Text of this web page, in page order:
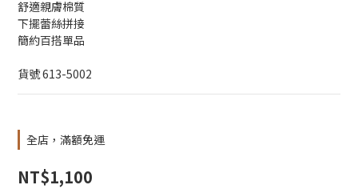
舒適親膚棉質
下擺蕾絲拼接
簡約百搭單品
貨號 613-5002
全店，滿額免運
NT$1,100